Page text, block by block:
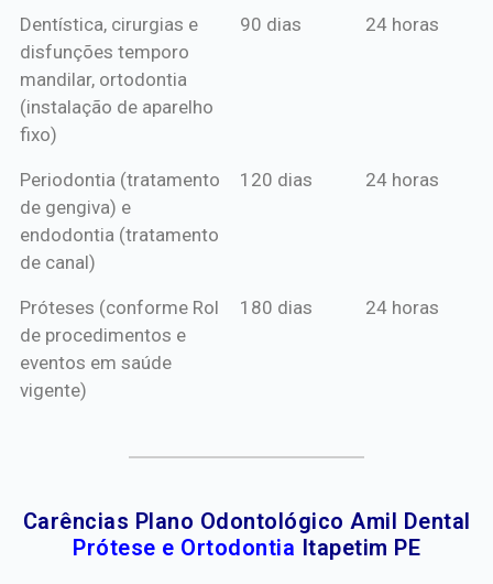
Dentística, cirurgias e
disfunções temporo
mandilar, ortodontia
(instalação de aparelho
fixo)
90 dias 24 horas
Periodontia (tratamento
de gengiva) e
endodontia (tratamento
de canal)
120 dias 24 horas
Próteses (conforme Rol
de procedimentos e
eventos em saúde
vigente)
180 dias 24 horas
Carências Plano Odontológico Amil Dental
Prótese e Ortodontia Itapetim PE